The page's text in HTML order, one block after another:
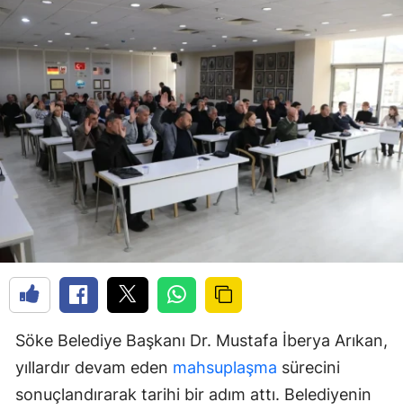
Söke Belediye Başkanı Dr. Mustafa İberya Arıkan,
yıllardır devam eden mahsuplaşma sürecini
sonuçlandırarak tarihi bir adım attı. Belediyenin